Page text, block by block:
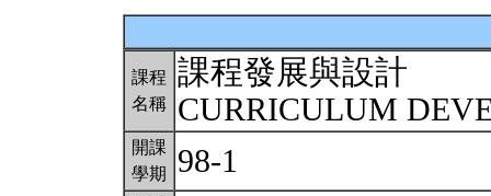
課程
名稱
課程發展與設計
CURRICULUM
開課
學期
98-1